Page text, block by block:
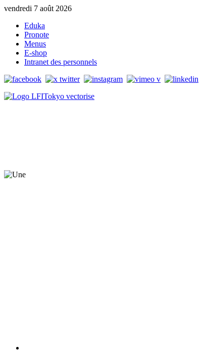
vendredi 7 août 2026
Eduka
Pronote
Menus
E-shop
Intranet des personnels